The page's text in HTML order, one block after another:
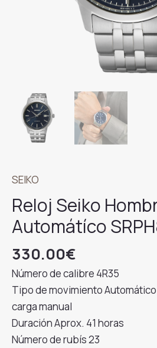
SEIKO
Reloj Seiko
Automátíco
330.00€
Número de calibre 4R35
Tipo de movimiento
carga manual
Duración Aprox. 41 horas
Número de rubís 23